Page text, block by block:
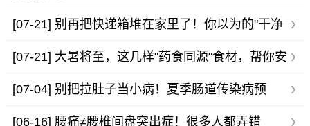
[07-21] 别再把快递箱堆在家里了！你以为的"干净
纸壳"，可能是甲醛的隐形快递员
[07-21] 大暑将至，这几样"药食同源"食材，帮你安
稳度过一年中最热的日子
[07-04] 别把拉肚子当小病！夏季肠道传染病预
防，一文说清！
[06-16] 腰痛≠腰椎间盘突出症！很多人都弄错